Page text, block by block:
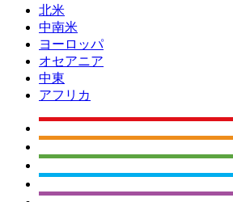
北米
中南米
ヨーロッパ
オセアニア
中東
アフリカ